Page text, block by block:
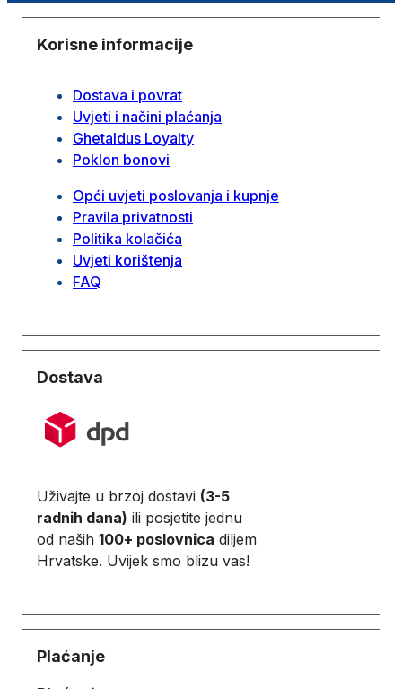
Korisne informacije
Dostava i povrat
Uvjeti i načini plaćanja
Ghetaldus Loyalty
Poklon bonovi
Opći uvjeti poslovanja i kupnje
Pravila privatnosti
Politika kolačića
Uvjeti korištenja
FAQ
Dostava
Uživajte u brzoj dostavi (3-5
radnih dana) ili posjetite jednu
od naših 100+ poslovnica diljem
Hrvatske. Uvijek smo blizu vas!
Plaćanje